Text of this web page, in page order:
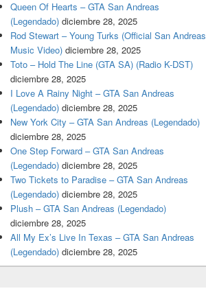
Queen Of Hearts – GTA San Andreas
(Legendado) diciembre 28, 2025
Rod Stewart – Young Turks (Official San Andreas
Music Video) diciembre 28, 2025
Toto – Hold The Line (GTA SA) (Radio K-DST)
diciembre 28, 2025
I Love A Rainy Night – GTA San Andreas
(Legendado) diciembre 28, 2025
New York City – GTA San Andreas (Legendado)
diciembre 28, 2025
One Step Forward – GTA San Andreas
(Legendado) diciembre 28, 2025
Two Tickets to Paradise – GTA San Andreas
(Legendado) diciembre 28, 2025
Plush – GTA San Andreas (Legendado)
diciembre 28, 2025
All My Ex’s Live In Texas – GTA San Andreas
(Legendado) diciembre 28, 2025